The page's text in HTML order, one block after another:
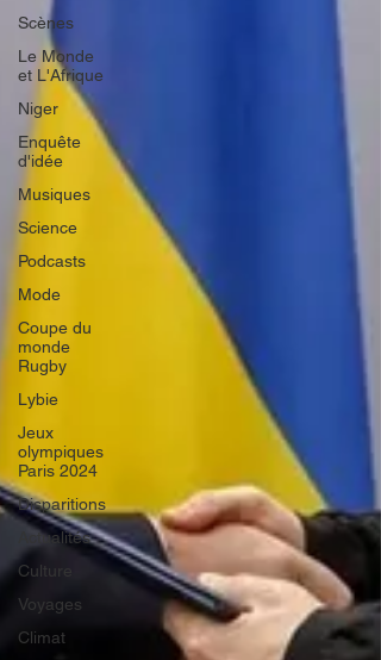
Scènes
Le Monde
et L'Afrique
Niger
Enquête
d'idée
Musiques
Science
Podcasts
Mode
Coupe du
monde
Rugby
Lybie
Jeux
olympiques
Paris 2024
Disparitions
Actualités
Culture
Voyages
Climat